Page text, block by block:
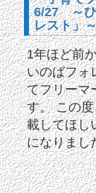
6/27 ～ひ
レスト」
1年ほど前
いのばフォ
てフリーマ
す。 この
載してほし
になりま